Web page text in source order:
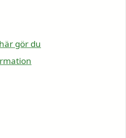
gör du